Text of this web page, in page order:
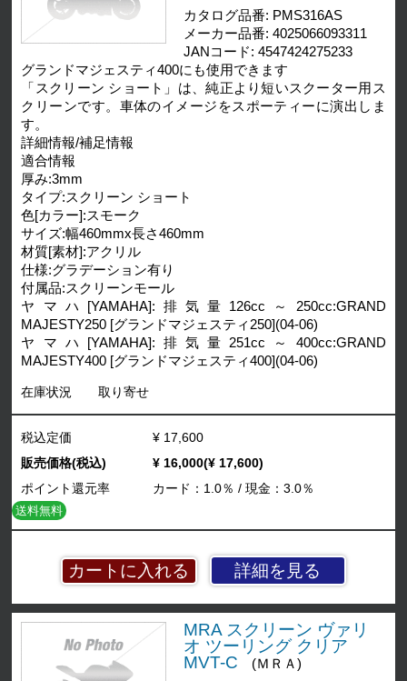
カタログ品番: PMS316AS
メーカー品番: 4025066093311
JANコード: 4547424275233
グランドマジェスティ400にも使用できます
「スクリーン ショート」は、純正より短いスクーター用ス
クリーンです。車体のイメージをスポーティーに演出しま
す。
詳細情報/補足情報
適合情報
厚み:3mm
タイプ:スクリーン ショート
色[カラー]:スモーク
サイズ:幅460mmx長さ460mm
材質[素材]:アクリル
仕様:グラデーション有り
付属品:スクリーンモール
ヤマハ[YAMAHA]:排気量126cc～250cc:GRAND
MAJESTY250 [グランドマジェスティ250](04-06)
ヤマハ[YAMAHA]:排気量251cc～400cc:GRAND
MAJESTY400 [グランドマジェスティ400](04-06)
在庫状況 取り寄せ
詳細を見る
税込定価
¥ 17,600
販売価格(税込)
¥ 16,000(¥ 17,600)
ポイント還元率
カード：1.0％ / 現金：3.0％
送料無料
MRA スクリーン ヴァリ
オ ツーリング クリア
MVT-C
(ＭＲＡ)